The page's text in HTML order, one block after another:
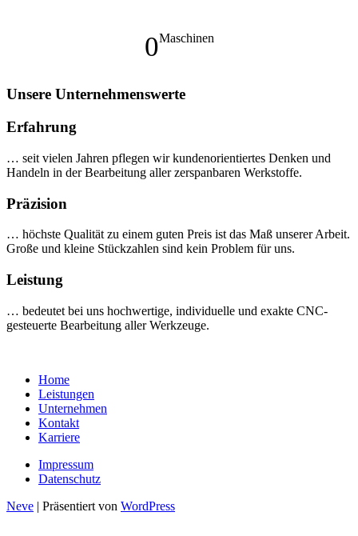
0Maschinen
Unsere Unternehmenswerte
Erfahrung
… seit vielen Jahren pflegen wir kundenorientiertes Denken und
Handeln in der Bearbeitung aller zerspanbaren Werkstoffe.
Präzision
… höchste Qualität zu einem guten Preis ist das Maß unserer Arbeit.
Große und kleine Stückzahlen sind kein Problem für uns.
Leistung
… bedeutet bei uns hochwertige, individuelle und exakte CNC-
gesteuerte Bearbeitung aller Werkzeuge.
Home
Leistungen
Unternehmen
Kontakt
Karriere
Impressum
Datenschutz
Neve | Präsentiert von WordPress